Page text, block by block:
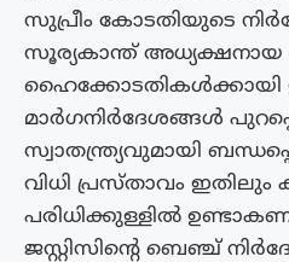
സുപ്രീം കോടതിയുടെ
സൂര്യകാന്ത്
മാർഗനിർദേശങ്ങൾ
സ്വാതന്ത്ര്യവുമായി
വിധി പ്രസ്‌താവം
പരിധിക്കുള്ളിൽ
ജസ്റ്റിസിൻ്റെ ബെഞ്ച്